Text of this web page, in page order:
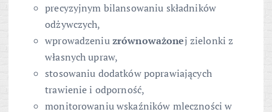
precyzyjnym bilansowaniu składników
odżywczych,
wprowadzeniuzrównoważonej zielonki z
własnych upraw,
stosowaniu dodatków poprawiających
trawienie i odporność,
monitorowaniu wskaźników mleczności w